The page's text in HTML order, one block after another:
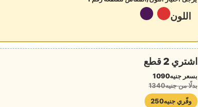
اللون
اشتري 2 قطع
بسعر جنيه1090
بدلًا من جنيه1340
وفّري جنيه250